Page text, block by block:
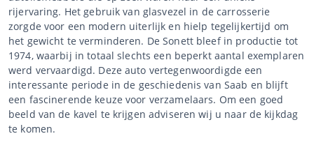
rijervaring. Het gebruik van glasvezel in de carrosserie
zorgde voor een modern uiterlijk en hielp tegelijkertijd om
het gewicht te verminderen. De Sonett bleef in productie tot
1974, waarbij in totaal slechts een beperkt aantal exemplaren
werd vervaardigd. Deze auto vertegenwoordigde een
interessante periode in de geschiedenis van Saab en blijft
een fascinerende keuze voor verzamelaars. Om een goed
beeld van de kavel te krijgen adviseren wij u naar de kijkdag
te komen.